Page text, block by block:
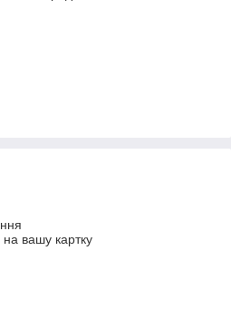
вашу картку